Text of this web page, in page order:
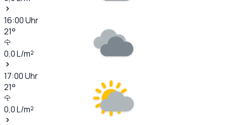
16:00Uhr
21°
0,0L/m²
17:00Uhr
21°
0,0L/m²